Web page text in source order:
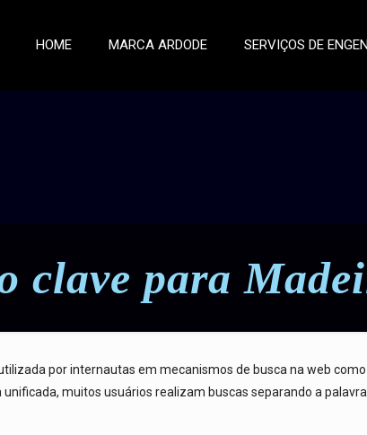
HOME MARCA ARDODE SERVIÇOS DE
clave para
por internautas em mecanismos de busca na web
muitos usuários realizam buscas separando a